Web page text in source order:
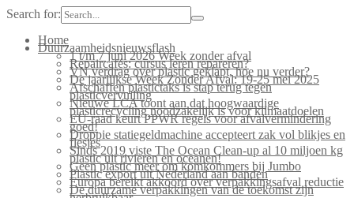
Search for:
Home
Duurzaamheidsnieuwsflash
1 t/m 7 juni 2026 Week zonder afval
Repaircafés: cursus leren repareren?
VN verdrag over plastic geklapt, hoe nu verder?
De jaarlijkse Week Zonder Afval: 19-25 mei 2025
Afschaffen plastictaks is stap terug tegen
plasticvervuiling
Nieuwe LCA toont aan dat hoogwaardige
plasticrecycling noodzakelijk is voor klimaatdoelen
EU-raad keurt PPWR regels voor afvalvermindering
goed!
Droppie statiegeldmachine accepteert zak vol blikjes en
flesjes
Sinds 2019 viste The Ocean Clean-up al 10 miljoen kg
plastic uit rivieren en oceanen!
Geen plastic meer om komkommers bij Jumbo
Plastic export uit Nederland aan banden
Europa bereikt akkoord over verpakkingsafval reductie
De duurzame verpakkingen van de toekomst zijn